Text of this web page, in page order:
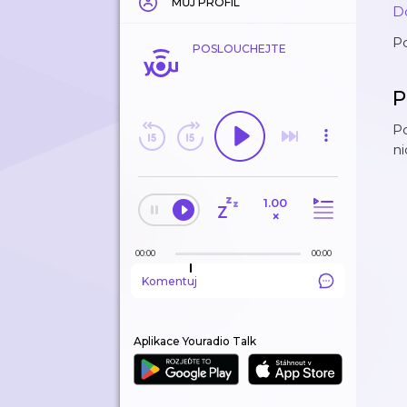
POSLOUCHEJTE
1.00
×
00:00 00:00
Komentuj
Aplikace Youradio Talk